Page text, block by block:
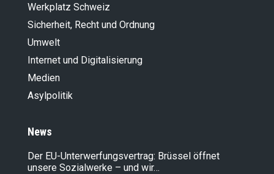
Werkplatz Schweiz
Sicherheit, Recht und Ordnung
Umwelt
Internet und Digitalisierung
Medien
Asylpolitik
News
Der EU-Unterwerfungsvertrag: Brüssel öffnet
unsere Sozialwerke – und wir…